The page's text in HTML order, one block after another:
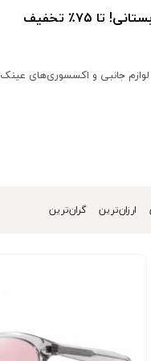
۷۵٪ تخفیف
لوازم جانبی و اکسسوری‌های عینک
ارزان‌ترین گران‌ترین